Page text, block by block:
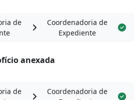
de
Coordenadoria de
Expediente
anexada
de
Coordenadoria de